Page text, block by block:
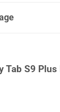
Tab S9 Plus